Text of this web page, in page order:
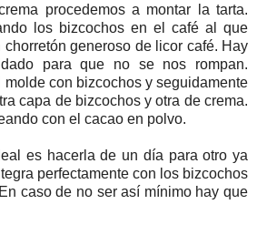
procedemos a montar la tarta.
los bizcochos en el café al que
generoso de licor café. Hay
para que no se nos rompan.
con bizcochos y seguidamente
capa de bizcochos y otra de crema.
con el cacao en polvo.
es hacerla de un día para otro ya
perfectamente con los bizcochos
caso de no ser así mínimo hay que